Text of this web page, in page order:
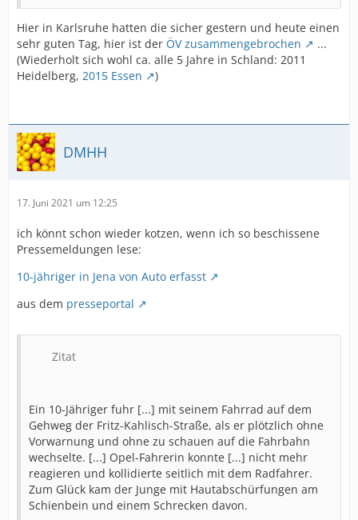
Hier in Karlsruhe hatten die sicher gestern und heute einen
sehr guten Tag, hier ist der ÖV zusammengebrochen
...
(Wiederholt sich wohl ca. alle 5 Jahre in Schland: 2011
Heidelberg, 2015 Essen )
DMHH
17. Juni 2021 um 12:25
ich könnt schon wieder kotzen, wenn ich so beschissene
Pressemeldungen lese:
10-jähriger in Jena von Auto erfasst
aus dem presseportal
Zitat
Ein 10-Jähriger fuhr [...] mit seinem Fahrrad auf dem
Gehweg der Fritz-Kahlisch-Straße, als er plötzlich ohne
Vorwarnung und ohne zu schauen auf die Fahrbahn
wechselte. [...] Opel-Fahrerin konnte [...] nicht mehr
reagieren und kollidierte seitlich mit dem Radfahrer.
Zum Glück kam der Junge mit Hautabschürfungen am
Schienbein und einem Schrecken davon.